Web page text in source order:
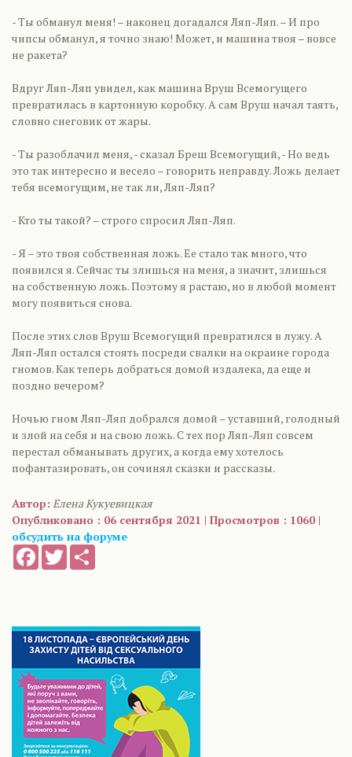
- Ты обманул меня! – наконец догадался Ляп-Ляп. – И про
чипсы обманул, я точно знаю! Может, и машина твоя – вовсе
не ракета?
Вдруг Ляп-Ляп увидел, как машина Вруш Всемогущего
превратилась в картонную коробку. А сам Вруш начал таять,
словно снеговик от жары.
- Ты разоблачил меня, - сказал Бреш Всемогущий, - Но ведь
это так интересно и весело – говорить неправду. Ложь делает
тебя всемогущим, не так ли, Ляп-Ляп?
- Кто ты такой? – строго спросил Ляп-Ляп.
- Я – это твоя собственная ложь. Ее стало так много, что
появился я. Сейчас ты злишься на меня, а значит, злишься
на собственную ложь. Поэтому я растаю, но в любой момент
могу появиться снова.
После этих слов Вруш Всемогущий превратился в лужу. А
Ляп-Ляп остался стоять посреди свалки на окраине города
гномов. Как теперь добраться домой издалека, да еще и
поздно вечером?
Ночью гном Ляп-Ляп добрался домой – уставший, голодный
и злой на себя и на свою ложь. С тех пор Ляп-Ляп совсем
перестал обманывать других, а когда ему хотелось
пофантазировать, он сочинял сказки и рассказы.
Автор: Елена Кукуевицкая
Опубликовано : 06 сентября 2021 | Просмотров : 1060 |
обсудить на форуме
FacebookTwitter